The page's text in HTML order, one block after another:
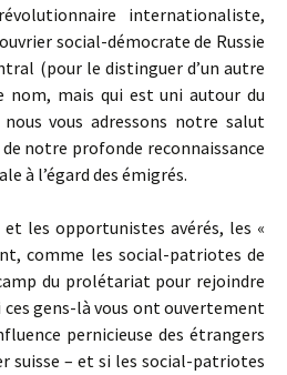
internationaliste,
social-démocrate de Russie
(pour le distinguer d’un autre
mais qui est uni autour du
vous adressons notre salut
notre profonde reconnaissance
à l’égard des émigrés.
les opportunistes avérés, les «
comme les social-patriotes de
du prolétariat pour rejoindre
ces gens-là vous ont ouvertement
pernicieuse des étrangers
suisse – et si les social-patriotes